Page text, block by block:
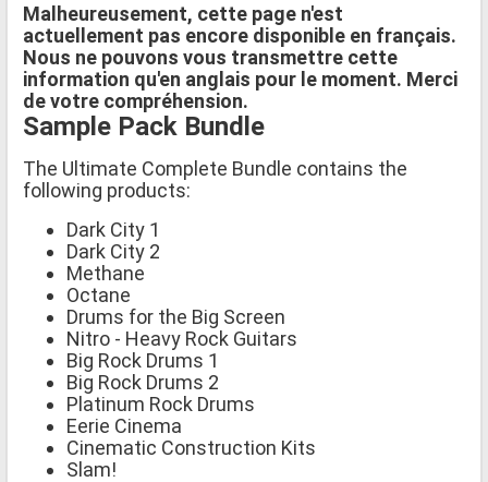
Malheureusement, cette page n'est
actuellement pas encore disponible en français.
Nous ne pouvons vous transmettre cette
information qu'en anglais pour le moment. Merci
de votre compréhension.
Sample Pack Bundle
The Ultimate Complete Bundle contains the
following products:
Dark City 1
Dark City 2
Methane
Octane
Drums for the Big Screen
Nitro - Heavy Rock Guitars
Big Rock Drums 1
Big Rock Drums 2
Platinum Rock Drums
Eerie Cinema
Cinematic Construction Kits
Slam!